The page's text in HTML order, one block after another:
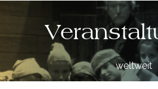
weltweit